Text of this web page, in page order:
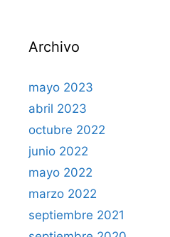
Archivo
mayo 2023
abril 2023
octubre 2022
junio 2022
mayo 2022
marzo 2022
septiembre 2021